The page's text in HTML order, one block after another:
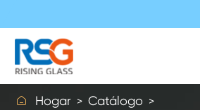
 Hogar
Catálogo